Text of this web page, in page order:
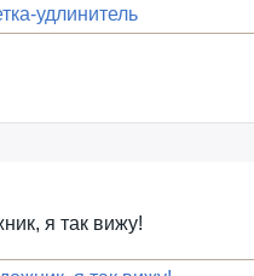
я так вижу!